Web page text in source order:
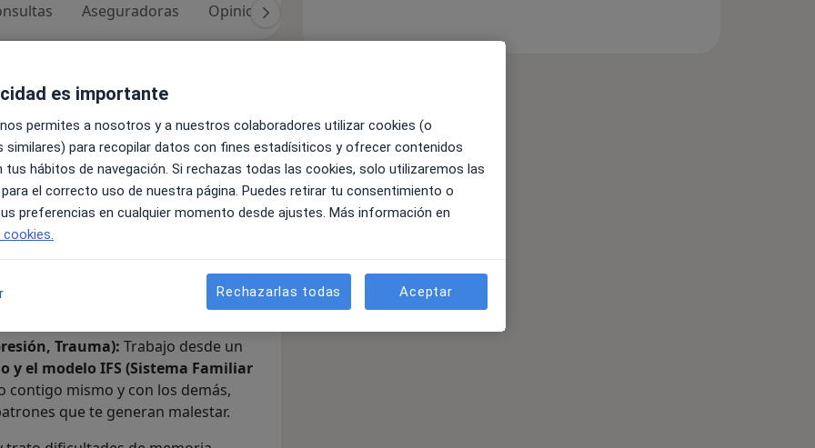
Aseguradoras Opiniones (12)
un espacio seguro donde
emocionales o fortaleciendo tus
enNeuropsicología y
integral que une la
el funcionamiento de nuestro
Trauma): Trabajo desde un
y el modelo IFS (Sistema Familiar
contigo mismo y con los demás,
que te generan malestar.
es importante
permites a nosotros y a nuestros colaboradores utilizar cookies (o
similares) para recopilar datos con fines estadísiticos y ofrecer contenidos
tus hábitos de navegación. Si rechazas todas las cookies, solo utilizaremos las
el correcto uso de nuestra página. Puedes retirar tu consentimiento o
preferencias en cualquier momento desde ajustes. Más información en
Rechazarlas todas Aceptar